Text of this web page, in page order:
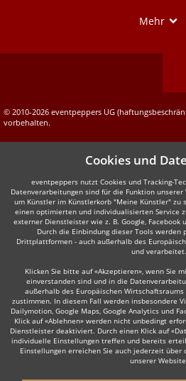
Mehr
© 2010-2026 eventpeppers UG
vorbehalten.
Cookies und
eventpeppers nutzt Cookies und Tracking-
Datenverarbeitungen sind für die Funktion
um Künstler im Künstlerkorb "Meine Künstler" zu
einen optimierten und individualisierten Service
externer Dienstleister wie z. B. Google, Facebook
Durch die Einbindung dieser Tools werden
Drittplattformen - auch außerhalb des
und verarbeitet.
Klicken Sie bitte auf «Akzeptieren», wenn Sie
einverstanden sind und in die
außerhalb des Europäischen Wirtschaftsraums
zustimmen. In diesem Fall werden insbesondere
Dailymotion, Google Maps, Google Analytics und
Klick auf «Ablehnen» werden nicht unbedingt
Dienstleister deaktiviert. Durch einen Klick auf
individuelle Einstellungen treffen und bereits
Einstellungen erreichen Sie auch jederzeit über
unserer